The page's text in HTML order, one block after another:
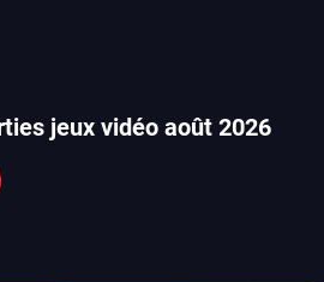
jeux vidéo août 2026